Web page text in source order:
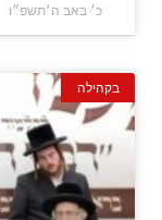
כ׳ באב ה׳תשפ״ו
בקהילה